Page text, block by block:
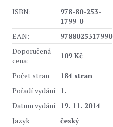
ISBN:
978-80-253-
1799-0
EAN:
9788025317990
Doporučená
cena:
109 Kč
Počet stran
184 stran
Pořadí vydání 1.
Datum vydání 19. 11. 2014
Jazyk
český